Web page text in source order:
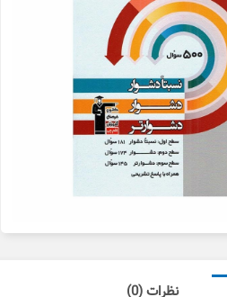
نظرات (0)